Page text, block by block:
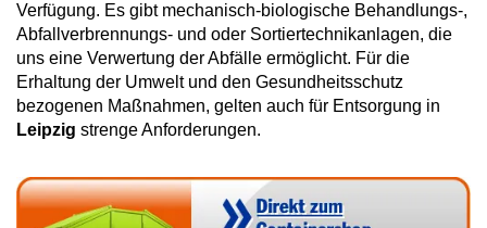
Verfügung. Es gibt mechanisch-biologische Behandlungs-,
Abfallverbrennungs- und oder Sortiertechnikanlagen, die
uns eine Verwertung der Abfälle ermöglicht. Für die
Erhaltung der Umwelt und den Gesundheitsschutz
bezogenen Maßnahmen, gelten auch für Entsorgung in
Leipzig strenge Anforderungen.